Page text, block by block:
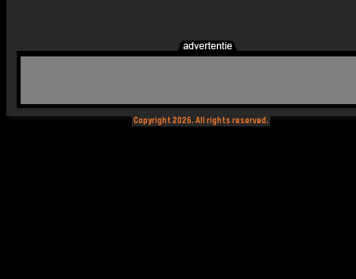
Copyright 2026. All rights reserved.